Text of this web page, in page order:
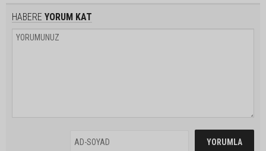
HABERE YORUM KAT